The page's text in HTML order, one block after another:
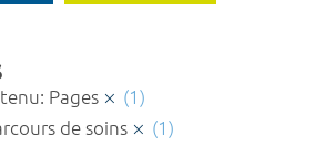
Pages
(1)
de soins
(1)